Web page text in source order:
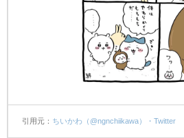
引用元 ちいかわ（@ngnchiikawa）・Twitter